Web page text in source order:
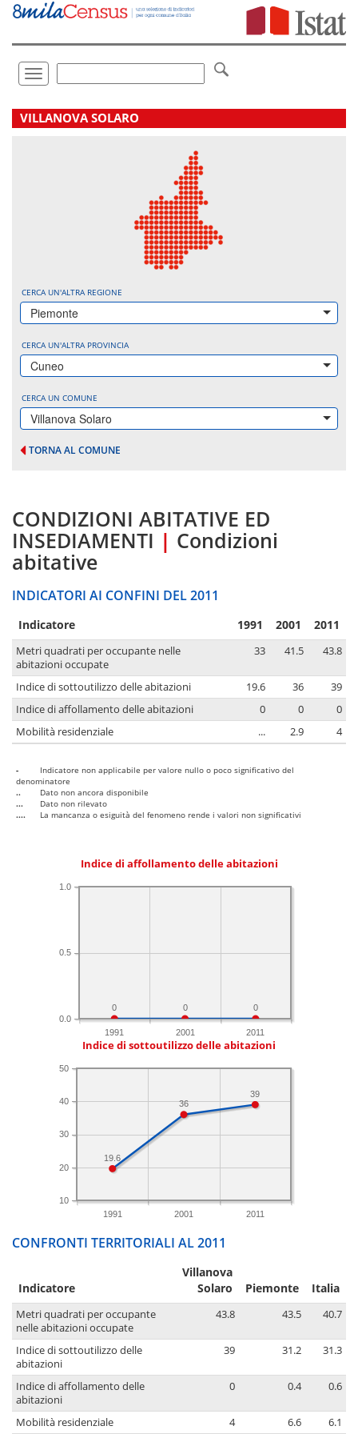
Vai
direttamente
Toggle
navigation
.
VILLANOVA SOLARO
CERCA UN'ALTRA REGIONE
Piemonte
CERCA UN'ALTRA PROVINCIA
Cuneo
CERCA UN COMUNE
Villanova Solaro
TORNA AL COMUNE
CONDIZIONI ABITATIVE ED
INSEDIAMENTI | Condizioni
abitative
INDICATORI AI CONFINI DEL 2011
Indicatore 1991 2001 2011
Metri quadrati per occupante nelle
abitazioni occupate
33 41.5 43.8
Indice di sottoutilizzo delle abitazioni 19.6 36
39
Indice di affollamento delle abitazioni
0 0
0
Mobilità residenziale
... 2.9 4
-
Indicatore non applicabile per valore nullo o poco significativo del
denominatore
..
Dato non ancora disponibile
...
Dato non rilevato
....
La mancanza o esiguità del fenomeno rende i valori non significativi
Indice di affollamento delle abitazioni
1991 2001 2011
0.0
0.5
1.0
0
0
0
Indice di sottoutilizzo delle abitazioni
1991 2001 2011
10
20
30
40
50
39
36
19.6
CONFRONTI TERRITORIALI AL 2011
Indicatore
Villanova
Solaro
Piemonte Italia
Metri quadrati per occupante
nelle abitazioni occupate
43.8 43.5 40.7
Indice di sottoutilizzo delle
abitazioni
39 31.2 31.3
Indice di affollamento delle
abitazioni
0 0.4 0.6
Mobilità residenziale 4 6.6 6.1